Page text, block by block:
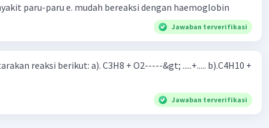
menyebabkan penyakit paru-paru e. mudah bereaksi dengan haemoglobin
Jawaban terverifikasi
reaksi berikut: a). C3H8 + O2-----&gt; .....+..... b).C4H10 +
Jawaban terverifikasi